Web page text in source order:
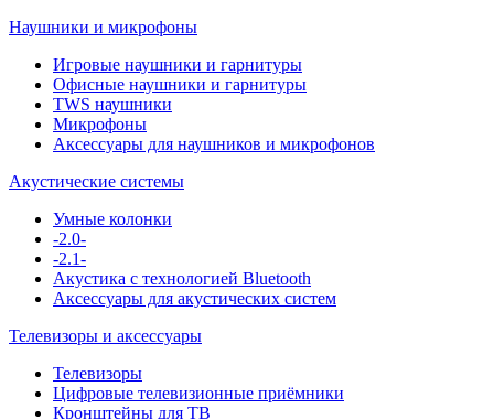
Наушники и микрофоны
Игровые наушники и гарнитуры
Офисные наушники и гарнитуры
TWS наушники
Микрофоны
Аксессуары для наушников и микрофонов
Акустические системы
Умные колонки
-2.0-
-2.1-
Акустика с технологией Bluetooth
Аксессуары для акустических систем
Телевизоры и аксессуары
Телевизоры
Цифровые телевизионные приёмники
Кронштейны для ТВ